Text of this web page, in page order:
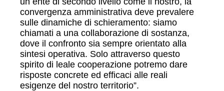
convergenza amministrativa deve prevalere
sulle dinamiche di schieramento: siamo
chiamati a una collaborazione di sostanza,
dove il confronto sia sempre orientato alla
sintesi operativa. Solo attraverso questo
spirito di leale cooperazione potremo dare
risposte concrete ed efficaci alle reali
esigenze del nostro territorio”.